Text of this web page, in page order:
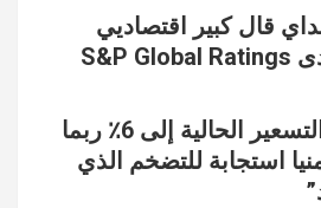
قال كبير اقتصاديي
الأسواق الناشئة لدى S&P Global Ratings
“إن مخاطر إعادة التسعير الحالية إلى 6٪ ربما
استجابة للتضخم الذي